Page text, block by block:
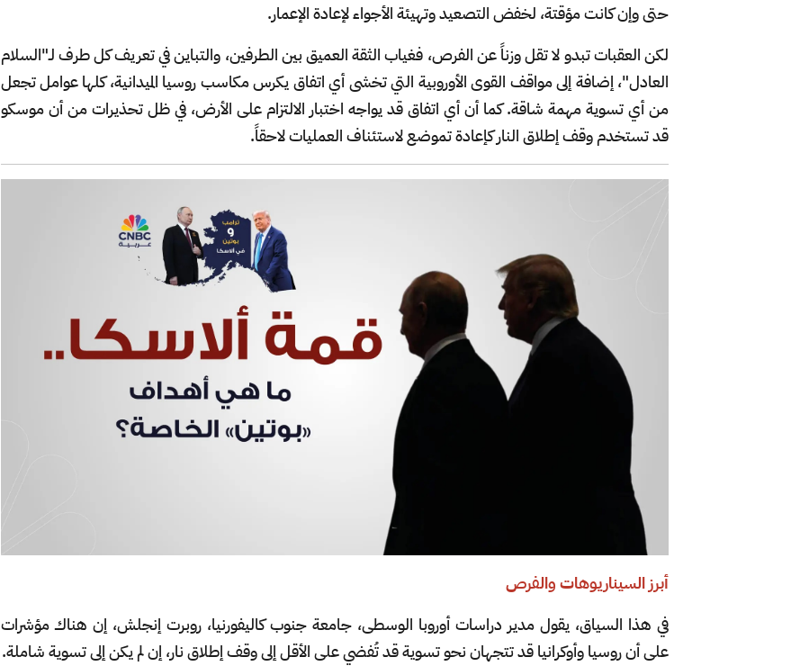
حتى وإن كانت مؤقتة، لخفض التصعيد وتهيئة الأجواء لإعادة الإعمار.
لكن العقبات تبدو لا تقل وزناً عن الفرص، فغياب الثقة العميق بين الطرفين، والتباين في تعريف كل طرف لـ"السلام
العادل"، إضافة إلى مواقف القوى الأوروبية التي تخشى أي اتفاق يكرس مكاسب روسيا الميدانية، كلها عوامل تجعل
من أي تسوية مهمة شاقة. كما أن أي اتفاق قد يواجه اختبار الالتزام على الأرض، في ظل تحذيرات من أن موسكو
قد تستخدم وقف إطلاق النار كإعادة تموضع لاستئناف العمليات لاحقاً.
أبرز السيناريوهات والفرص
في هذا السياق، يقول مدير دراسات أوروبا الوسطى، جامعة جنوب كاليفورنيا، روبرت إنجلش، إن هناك مؤشرات
على أن روسيا وأوكرانيا قد تتجهان نحو تسوية قد تُفضي على الأقل إلى وقف إطلاق نار، إن لم يكن إلى تسوية شاملة.